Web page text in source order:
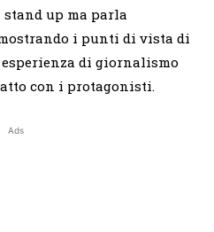
up ma parla
i punti di vista di
di giornalismo
con i protagonisti.
Ads